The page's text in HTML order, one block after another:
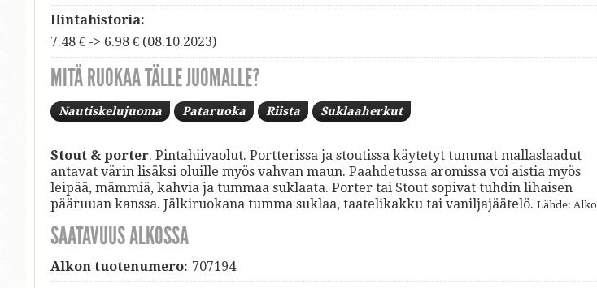
Hintahistoria:
7.48 € -> 6.98 € (08.10.2023)
MITÄ RUOKAA TÄLLE JUOMALLE?
Nautiskelujuoma Pataruoka Riista Suklaaherkut
Stout & porter. Pintahiivaolut. Portterissa ja stoutissa käytetyt tummat mallaslaadut
antavat värin lisäksi oluille myös vahvan maun. Paahdetussa aromissa voi aistia myös
leipää, mämmiä, kahvia ja tummaa suklaata. Porter tai Stout sopivat tuhdin lihaisen
pääruuan kanssa. Jälkiruokana tumma suklaa, taatelikakku tai vaniljajäätelö. Lähde: Alko
SAATAVUUS ALKOSSA
Alkon tuotenumero: 707194